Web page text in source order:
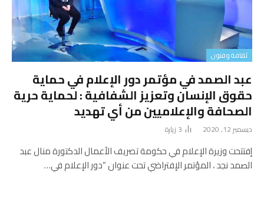
ثقافة وفنون
عبد الصمد في مؤتمر دور الإعلام في حماية
حقوق الإنسان وتعزيز الشفافية : لحماية حرية
الصحافة والإعلاميين من أي تهديد
ديسمبر 12, 2020 3 زيارة
إفتتحت وزيرة الإعلام في حكومة تصريف الأعمال الدكتورة منال عبد
الصمد نجد ، المؤتمر الإفتراضي تحت عنوان “دور الإعلام في…